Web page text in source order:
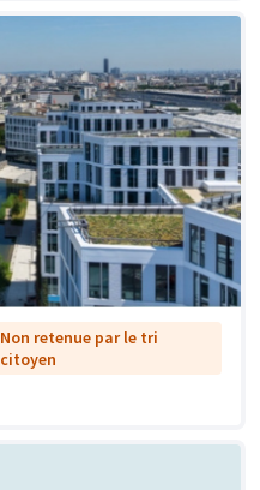
Non retenue par le tri
citoyen